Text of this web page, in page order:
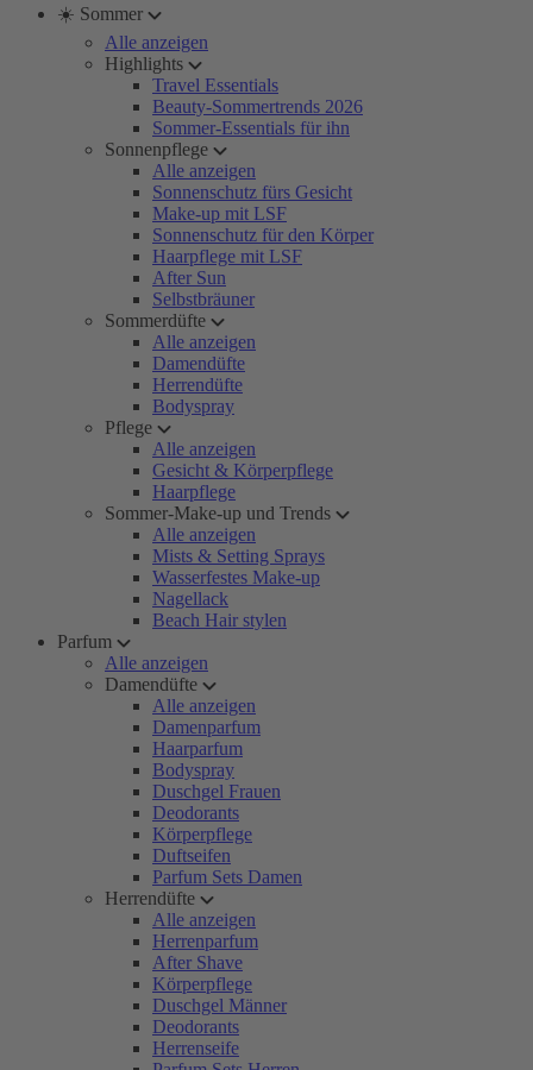
☀️ Sommer
Alle anzeigen
Highlights
Travel Essentials
Beauty-Sommertrends 2026
Sommer-Essentials für ihn
Sonnenpflege
Alle anzeigen
Sonnenschutz fürs Gesicht
Make-up mit LSF
Sonnenschutz für den Körper
Haarpflege mit LSF
After Sun
Selbstbräuner
Sommerdüfte
Alle anzeigen
Damendüfte
Herrendüfte
Bodyspray
Pflege
Alle anzeigen
Gesicht & Körperpflege
Haarpflege
Sommer-Make-up und Trends
Alle anzeigen
Mists & Setting Sprays
Wasserfestes Make-up
Nagellack
Beach Hair stylen
Parfum
Alle anzeigen
Damendüfte
Alle anzeigen
Damenparfum
Haarparfum
Bodyspray
Duschgel Frauen
Deodorants
Körperpflege
Duftseifen
Parfum Sets Damen
Herrendüfte
Alle anzeigen
Herrenparfum
After Shave
Körperpflege
Duschgel Männer
Deodorants
Herrenseife